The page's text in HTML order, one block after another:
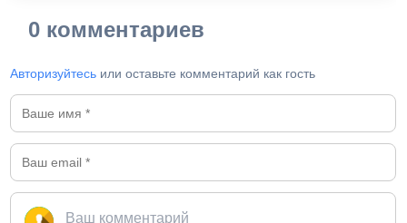
0 комментариев
Авторизуйтесь или оставьте комментарий как гость